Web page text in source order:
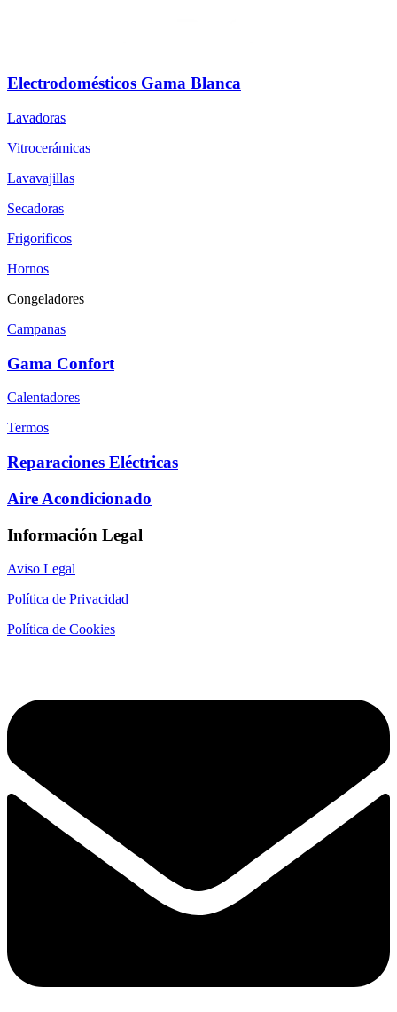
Electrodomésticos Gama Blanca
Lavadoras
Vitrocerámicas
Lavavajillas
Secadoras
Frigoríficos
Hornos
Congeladores
Campanas
Gama Confort
Calentadores
Termos
Reparaciones Eléctricas
Aire Acondicionado
Información Legal
Aviso Legal
Política de Privacidad
Política de Cookies